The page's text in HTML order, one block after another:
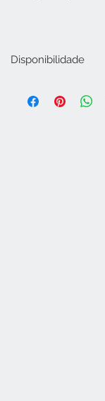
Disponibilidade